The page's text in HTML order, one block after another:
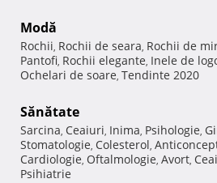
Modă
Rochii, Rochii de seara, Rochii de
Pantofi, Rochii elegante, Inele de
Ochelari de soare, Tendinte 2020
Sănătate
Sarcina, Ceaiuri, Inima, Psihologie,
Stomatologie, Colesterol,
Cardiologie, Oftalmologie, Avort,
Psihiatrie